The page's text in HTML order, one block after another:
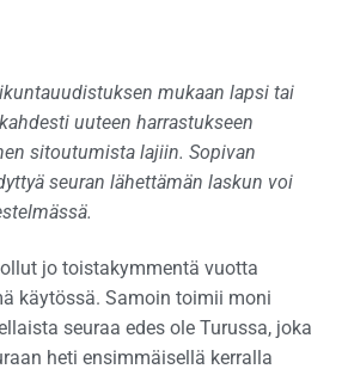
mukaan lapsi tai
uuteen harrastukseen
sitoutumista lajiin. Sopivan
seuran lähettämän laskun voi
jo toistakymmentä vuotta
käytössä. Samoin toimii moni
seuraa edes ole Turussa, joka
heti ensimmäisellä kerralla